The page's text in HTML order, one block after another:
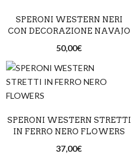
SPERONI WESTERN NERI
CON DECORAZIONE NAVAJO
50,00€
SPERONI WESTERN STRETTI
IN FERRO NERO FLOWERS
37,00€